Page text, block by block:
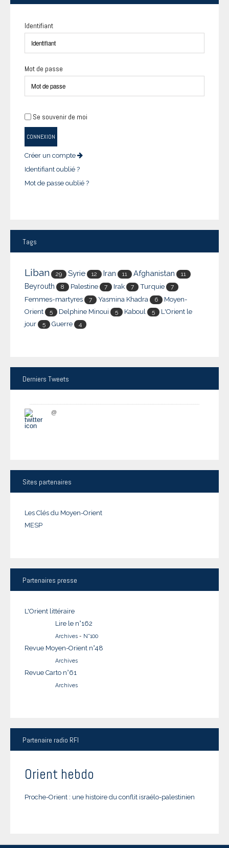
Identifiant
Mot de passe
Se souvenir de moi
CONNEXION
Créer un compte
Identifiant oublié ?
Mot de passe oublié ?
Tags
Liban 29 Syrie 12 Iran 11 Afghanistan 11
Beyrouth 8 Palestine 7 Irak 7 Turquie 7
Femmes-martyres 7 Yasmina Khadra 6
Moyen-
Orient
5 Delphine Minoui 5 Kaboul 5
L'Orient le
jour
5 Guerre 4
Derniers Tweets
@
Sites partenaires
Les Clés du Moyen-Orient
MESP
Partenaires presse
L'Orient littéraire
Lire le n°162
Archives - N°100
Revue Moyen-Orient n°48
Archives
Revue Carto n°61
Archives
Partenaire radio RFI
Orient hebdo
Proche-Orient : une histoire du conflit israélo-palestinien